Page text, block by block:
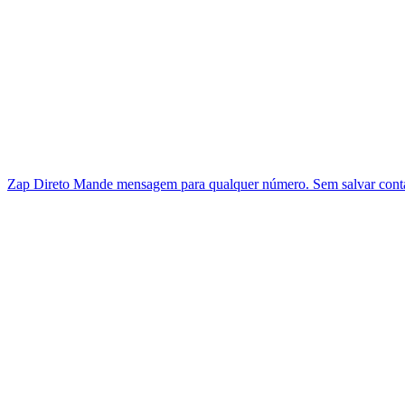
Zap Direto Mande mensagem para qualquer número. Sem salvar